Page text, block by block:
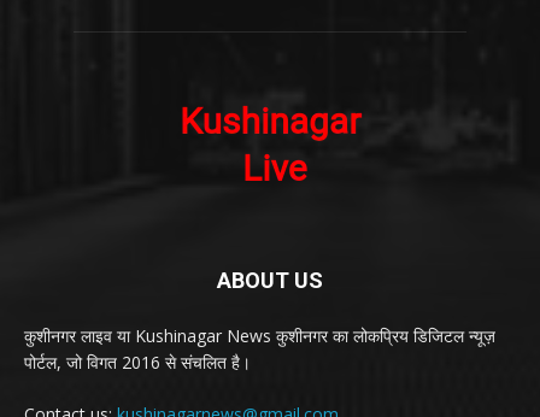
ABOUT US
कुशीनगर लाइव या Kushinagar News कुशीनगर का लोकप्रिय डिजिटल न्यूज़
पोर्टल, जो विगत 2016 से संचलित है।